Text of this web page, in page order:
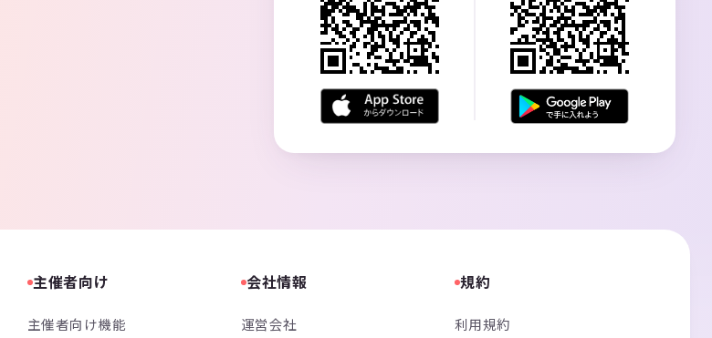
主催者向け
主催者向け機能
会社情報
運営会社
規約
利用規約